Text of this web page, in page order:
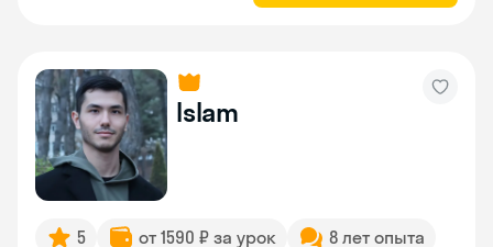
Islam
5 от 1590 ₽ за урок 8 лет опыта